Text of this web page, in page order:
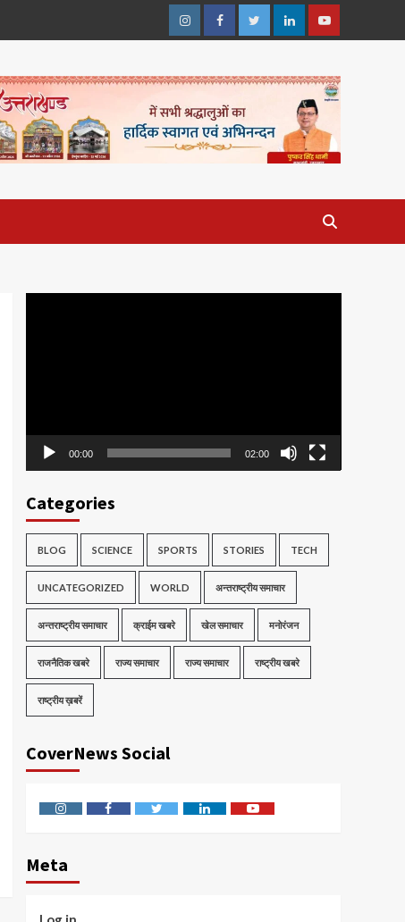
InstagramFacebookTwitterLinkedinYoutube
00:00 02:00
Categories
BLOG SCIENCE SPORTS STORIES TECH
UNCATEGORIZED WORLD अन्तराष्ट्रीय समाचार
अन्तराष्ट्रीय समाचार क्राईम खबरे खेल समाचार मनोरंजन
राजनैतिक खबरे राज्य समाचार राज्य समाचार राष्ट्रीय खबरे
राष्ट्रीय ख़बरें
CoverNews Social
InstagramFacebookTwitter LinkedinYoutube
Meta